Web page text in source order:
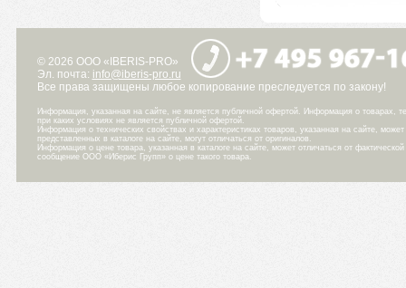
© 2026 ООО «IBERIS-PRO»
Эл. почта: info@iberis-pro.ru
Все права защищены любое копирование преследуется по закону!
Информация, указанная на сайте, не является публичной офертой. Информация о товарах,
при каких условиях не является публичной офертой.
Информация о технических свойствах и характеристиках товаров, указанная на сайте,
представленных в каталоге на сайте, могут отличаться от оригиналов.
Информация о цене товара, указанная в каталоге на сайте, может отличаться от
сообщение ООО «Иберис Групп» о цене такого товара.